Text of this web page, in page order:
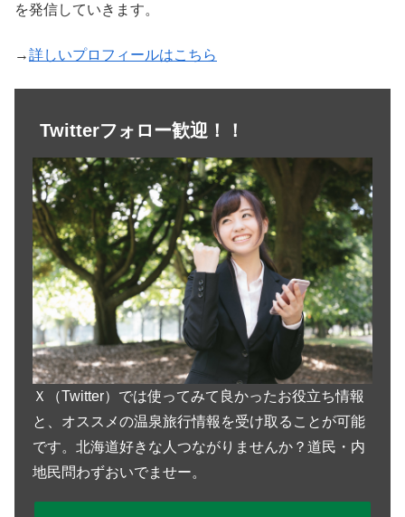
を発信していきます。
→詳しいプロフィールはこちら
Twitterフォロー歓迎！！
Ｘ（Twitter）では使ってみて良かったお役立ち情報
と、オススメの温泉旅行情報を受け取ることが可能
です。北海道好きな人つながりませんか？道民・内
地民問わずおいでませー。